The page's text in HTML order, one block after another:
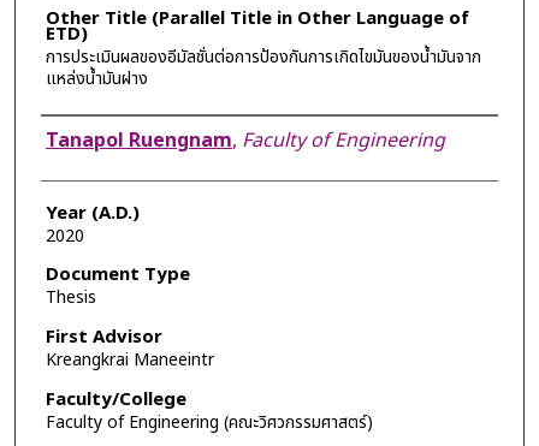
Other Title (Parallel Title in Other Language of
ETD)
การประเมินผลของอีมัลชั่นต่อการป้องกันการเกิดไขมันของน้ำมันจาก
แหล่งน้ำมันฝาง
Author
Tanapol Ruengnam, Faculty of Engineering
Year (A.D.)
2020
Document Type
Thesis
First Advisor
Kreangkrai Maneeintr
Faculty/College
Faculty of Engineering (คณะวิศวกรรมศาสตร์)